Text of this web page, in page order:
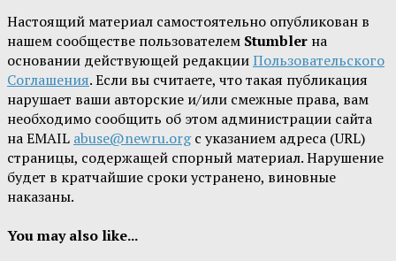
Настоящий материал самостоятельно опубликован в
нашем сообществе пользователем Stumbler на
основании действующей редакцииПользовательского
Соглашения. Если вы считаете, что такая публикация
нарушает ваши авторские и/или смежные права, вам
необходимо сообщить об этом администрации сайта
на EMAIL abuse@newru.orgс указанием адреса (URL)
страницы, содержащей спорный материал. Нарушение
будет в кратчайшие сроки устранено, виновные
наказаны.
You may also like...